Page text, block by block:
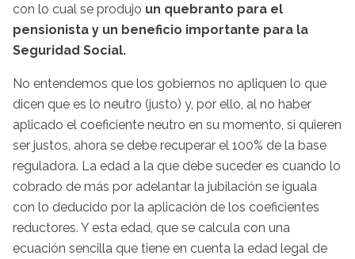
con lo cual se produjo un quebranto para el
pensionista y un beneficio importante para la
Seguridad Social.
No entendemos que los gobiernos no apliquen lo que
dicen que es lo neutro (justo) y, por ello, al no haber
aplicado el coeficiente neutro en su momento, si quieren
ser justos, ahora se debe recuperar el 100% de la base
reguladora. La edad a la que debe suceder es cuando lo
cobrado de más por adelantar la jubilación se iguala
con lo deducido por la aplicación de los coeficientes
reductores. Y esta edad, que se calcula con una
ecuación sencilla que tiene en cuenta la edad legal de